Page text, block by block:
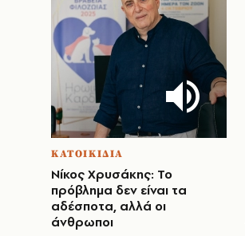
ΚΑΤΟΙΚΙΔΙΑ
Νίκος Χρυσάκης: Το
πρόβλημα δεν είναι τα
αδέσποτα, αλλά οι
άνθρωποι